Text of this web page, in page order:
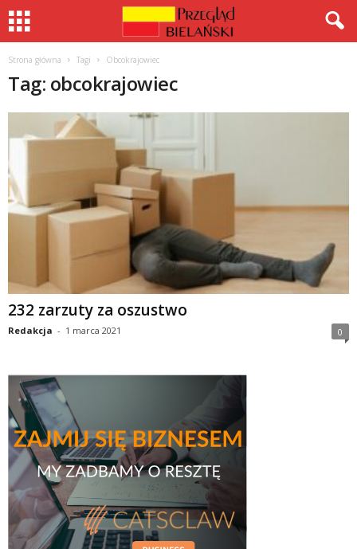
Strona główna Tagi Obcokrajowiec
Tag: obcokrajowiec
232 zarzuty za oszustwo
Redakcja - 1 marca 2021 0